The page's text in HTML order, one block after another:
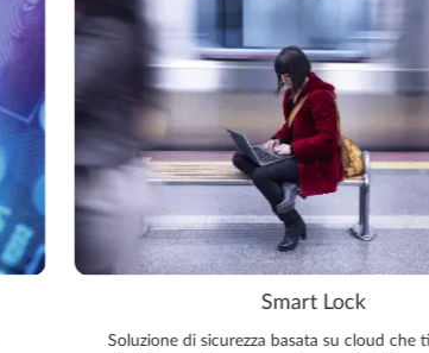
Smart Lock
Soluzione di sicurezza basata su cloud che